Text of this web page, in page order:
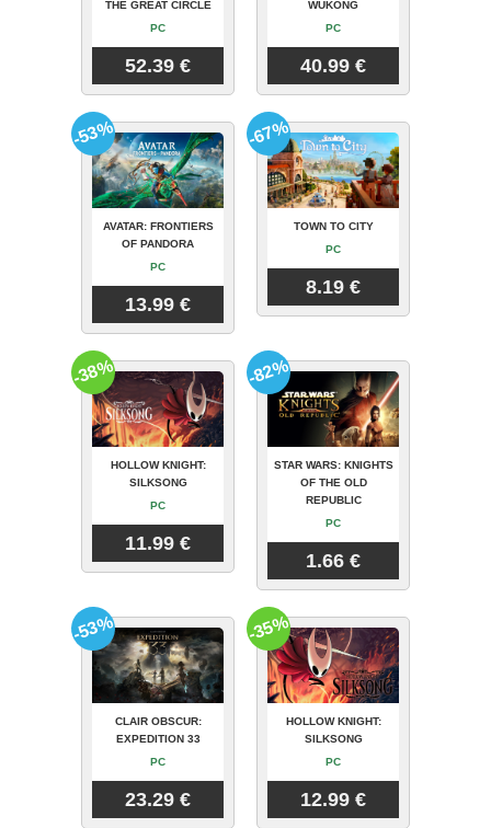
THE GREAT CIRCLE
PC
52.39 €
WUKONG
PC
40.99 €
AVATAR: FRONTIERS
OF PANDORA
PC
13.99 €
-53%
TOWN TO CITY
PC
8.19 €
-67%
HOLLOW KNIGHT:
SILKSONG
PC
11.99 €
-38%
STAR WARS: KNIGHTS
OF THE OLD
REPUBLIC
PC
1.66 €
-82%
CLAIR OBSCUR:
EXPEDITION 33
PC
23.29 €
-53%
HOLLOW KNIGHT:
SILKSONG
PC
12.99 €
-35%